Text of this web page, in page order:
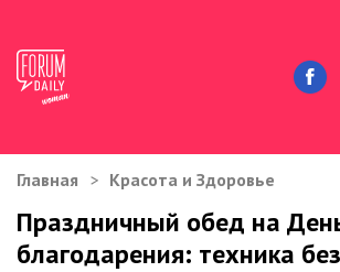
ЖИЗНЬ И ИСТОРИИ
ИММИГРАЦИЯ В США
Главная Красота и Здоровье
Праздничный обед на
благодарения: техника